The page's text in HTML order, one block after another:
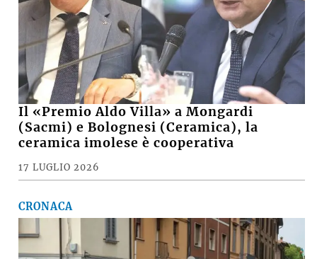
Il «Premio Aldo Villa» a Mongardi
(Sacmi) e Bolognesi (Ceramica), la
ceramica imolese è cooperativa
17 LUGLIO 2026
CRONACA